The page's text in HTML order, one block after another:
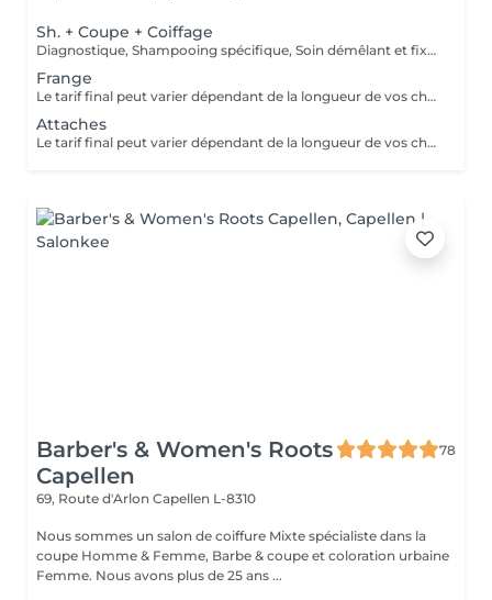
Sh. + Coupe + Coiffage
Diagnostique, Shampooing spécifique, Soin démêlant et fixation inclus. Veuillez prendre note que les prix indiqués sur Salonkee sont communiqués à titre informatif et s'entendent de base. Ces derniers sont susceptibles de varier selon le diagnostic réalisé à votre arrivée au salon et l'expertise du professionnel à qui vous confiez votre beauté. Dans tous les cas, un devis précis vous sera proposé et toutes réalisations de prestations seront effectuées avec votre accord.
Frange
Le tarif final peut varier dépendant de la longueur de vos cheveux ainsi que des soins et produits utilisés.
Attaches
Le tarif final peut varier dépendant de la longueur de vos cheveux ainsi que des soins et produits utilisés.
Barber's & Women's Roots
Capellen
78
69, Route d'Arlon Capellen L-8310
Nous sommes un salon de coiffure Mixte spécialiste dans la
coupe Homme & Femme, Barbe & coupe et coloration urbaine
Femme. Nous avons plus de 25 ans ...